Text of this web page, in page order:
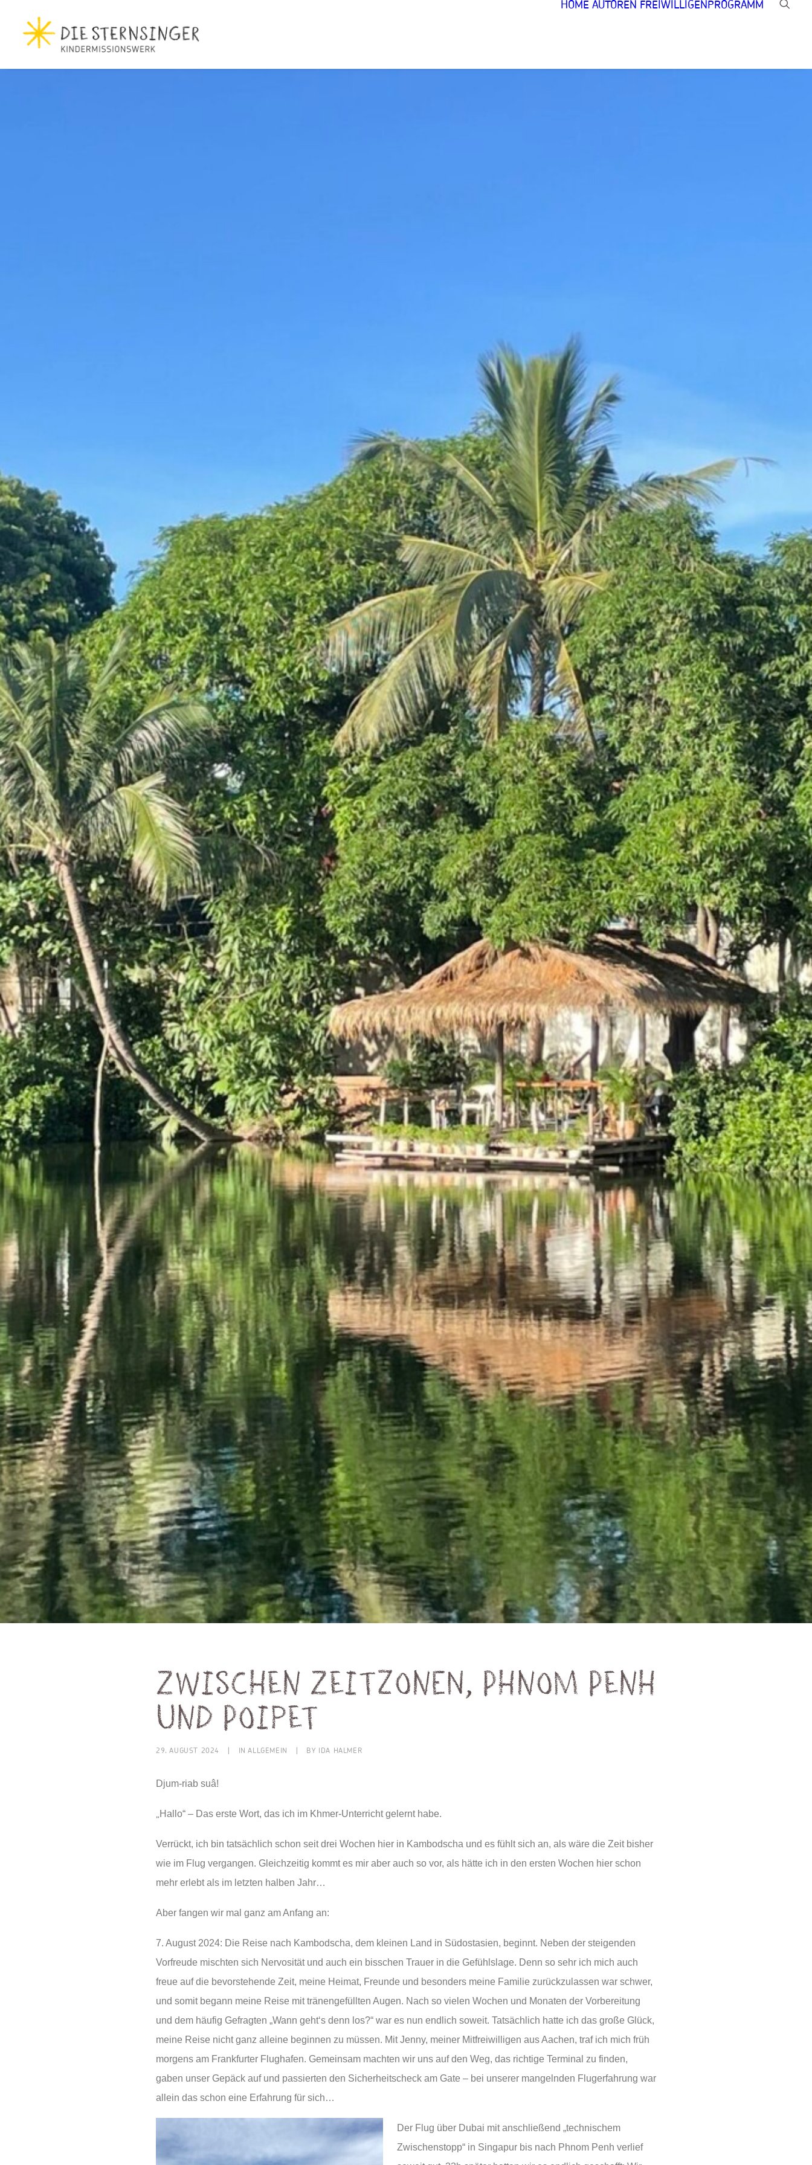
HOME AUTOREN FREIWILLIGENPROGRAMM
Zwischen Zeitzonen, Phnom Penh
und Poipet
29. AUGUST 2024 INALLGEMEIN BY IDA HALMER
Djum-riab suâ!
„Hallo“ – Das erste Wort, das ich im Khmer-Unterricht gelernt habe.
Verrückt, ich bin tatsächlich schon seit drei Wochen hier in Kambodscha und es fühlt sich an, als wäre die Zeit bisher
wie im Flug vergangen. Gleichzeitig kommt es mir aber auch so vor, als hätte ich in den ersten Wochen hier schon
mehr erlebt als im letzten halben Jahr…
Aber fangen wir mal ganz am Anfang an:
7. August 2024: Die Reise nach Kambodscha, dem kleinen Land in Südostasien, beginnt. Neben der steigenden
Vorfreude mischten sich Nervosität und auch ein bisschen Trauer in die Gefühlslage. Denn so sehr ich mich auch
freue auf die bevorstehende Zeit, meine Heimat, Freunde und besonders meine Familie zurückzulassen war schwer,
und somit begann meine Reise mit tränengefüllten Augen. Nach so vielen Wochen und Monaten der Vorbereitung
und dem häufig Gefragten „Wann geht‘s denn los?“ war es nun endlich soweit. Tatsächlich hatte ich das große Glück,
meine Reise nicht ganz alleine beginnen zu müssen. Mit Jenny, meiner Mitfreiwilligen aus Aachen, traf ich mich früh
morgens am Frankfurter Flughafen. Gemeinsam machten wir uns auf den Weg, das richtige Terminal zu finden,
gaben unser Gepäck auf und passierten den Sicherheitscheck am Gate – bei unserer mangelnden Flugerfahrung war
allein das schon eine Erfahrung für sich…
Der Flug über Dubai mit anschließend „technischem
Zwischenstopp“ in Singapur bis nach Phnom Penh verlief